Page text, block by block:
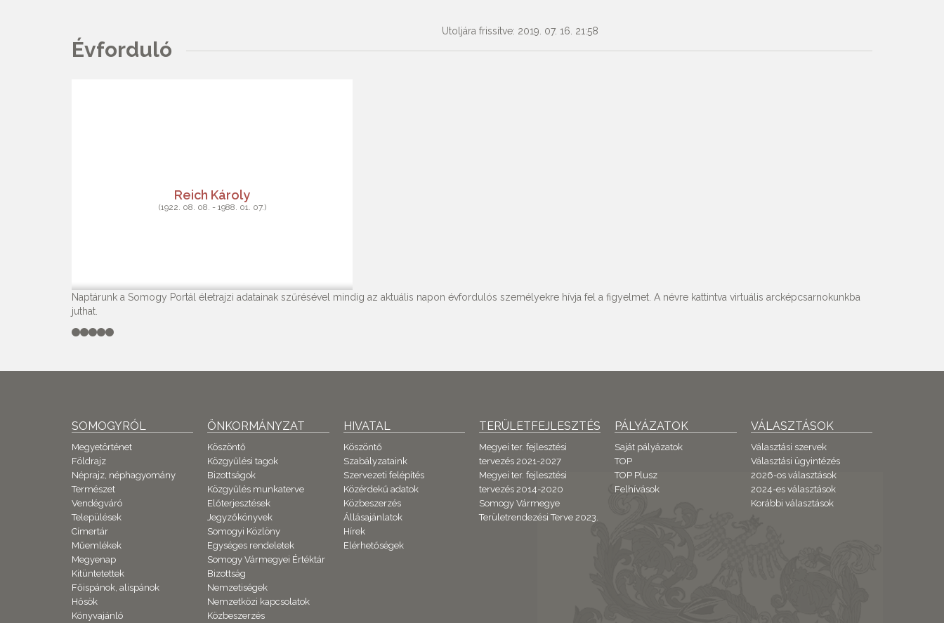
Utoljára frissítve: 2019. 07. 16. 21:58
Évforduló
Reich Károly
(1922. 08. 08. - 1988. 01. 07.)
Naptárunk a Somogy Portál életrajzi adatainak szűrésével mindig az aktuális napon évfordulós személyekre hívja fel a figyelmet. A névre kattintva virtuális arcképcsarnokunkba
juthat.
SOMOGYRÓL
Megyetörténet
Földrajz
Néprajz, néphagyomány
Természet
Vendégváró
Települések
Címertár
Műemlékek
Megyenap
Kitüntetettek
Főispánok, alispánok
Hősök
Könyvajánló
ÖNKORMÁNYZAT
Köszöntő
Közgyűlési tagok
Bizottságok
Közgyűlés munkaterve
Előterjesztések
Jegyzőkönyvek
Somogyi Közlöny
Egységes rendeletek
Somogy Vármegyei Értéktár
Bizottság
Nemzetiségek
Nemzetközi kapcsolatok
Közbeszerzés
HIVATAL
Köszöntő
Szabályzataink
Szervezeti felépítés
Közérdekű adatok
Közbeszerzés
Állásajánlatok
Hírek
Elérhetőségek
TERÜLETFEJLESZTÉS
Megyei ter. fejlesztési
tervezés 2021-2027
Megyei ter. fejlesztési
tervezés 2014-2020
Somogy Vármegye
Területrendezési Terve 2023.
PÁLYÁZATOK
Saját pályázatok
TOP
TOP Plusz
Felhívások
VÁLASZTÁSOK
Választási szervek
Választási ügyintézés
2026-os választások
2024-es választások
Korábbi választások